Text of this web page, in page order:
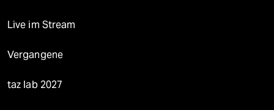
Live im Stream
Vergangene
taz lab 2027